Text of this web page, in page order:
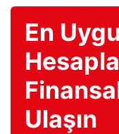
En
Ulaşın